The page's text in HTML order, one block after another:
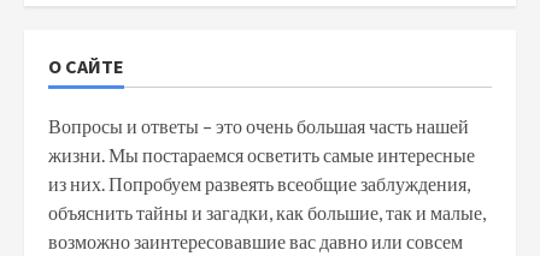
О САЙТЕ
Вопросы и ответы – это очень большая часть нашей
жизни. Мы постараемся осветить самые интересные
из них. Попробуем развеять всеобщие заблуждения,
объяснить тайны и загадки, как большие, так и малые,
возможно заинтересовавшие вас давно или совсем